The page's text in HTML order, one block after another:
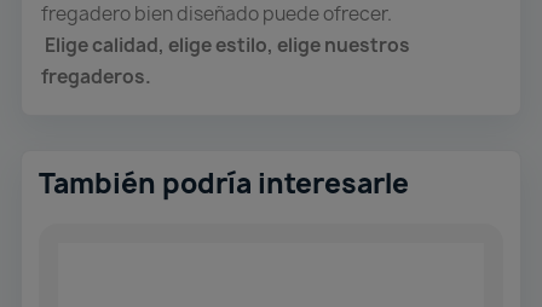
fregadero bien diseñado puede ofrecer.
Elige calidad, elige estilo, elige nuestros
fregaderos.
También podría interesarle